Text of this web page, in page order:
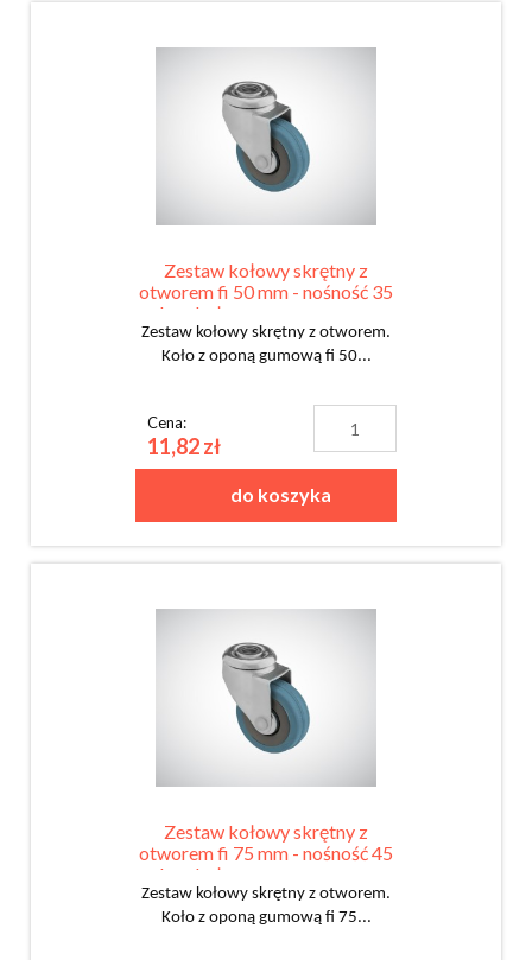
Zestaw kołowy skrętny z
otworem fi 50 mm - nośność 35
kg - koło z oponą gumową
Zestaw kołowy skrętny z otworem.
Koło z oponą gumową fi 50...
Cena:
11,82 zł
do koszyka
Zestaw kołowy skrętny z
otworem fi 75 mm - nośność 45
kg - koło z oponą gumową
Zestaw kołowy skrętny z otworem.
Koło z oponą gumową fi 75...